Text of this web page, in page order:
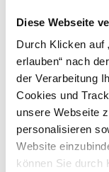
Diese Webseite
Durch Klicken auf
erlauben“ nach
der Verarbeitung
Cookies und
unsere Webseite
personalisieren
Website
können Sie durch
„Rekonstruktive
Regeneration“.
durch die
Footer
Büro Frankfurt